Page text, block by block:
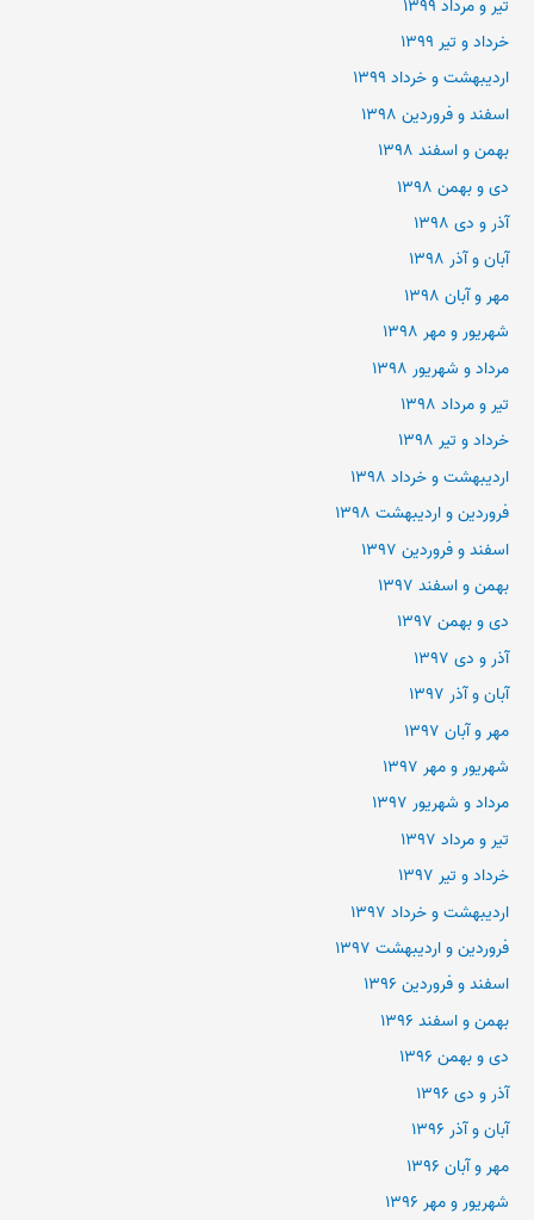
تیر و مرداد ۱۳۹۹
خرداد و تیر ۱۳۹۹
اردیبهشت و خرداد ۱۳۹۹
اسفند و فروردین ۱۳۹۸
بهمن و اسفند ۱۳۹۸
دی و بهمن ۱۳۹۸
آذر و دی ۱۳۹۸
آبان و آذر ۱۳۹۸
مهر و آبان ۱۳۹۸
شهریور و مهر ۱۳۹۸
مرداد و شهریور ۱۳۹۸
تیر و مرداد ۱۳۹۸
خرداد و تیر ۱۳۹۸
اردیبهشت و خرداد ۱۳۹۸
فروردین و اردیبهشت ۱۳۹۸
اسفند و فروردین ۱۳۹۷
بهمن و اسفند ۱۳۹۷
دی و بهمن ۱۳۹۷
آذر و دی ۱۳۹۷
آبان و آذر ۱۳۹۷
مهر و آبان ۱۳۹۷
شهریور و مهر ۱۳۹۷
مرداد و شهریور ۱۳۹۷
تیر و مرداد ۱۳۹۷
خرداد و تیر ۱۳۹۷
اردیبهشت و خرداد ۱۳۹۷
فروردین و اردیبهشت ۱۳۹۷
اسفند و فروردین ۱۳۹۶
بهمن و اسفند ۱۳۹۶
دی و بهمن ۱۳۹۶
آذر و دی ۱۳۹۶
آبان و آذر ۱۳۹۶
مهر و آبان ۱۳۹۶
شهریور و مهر ۱۳۹۶